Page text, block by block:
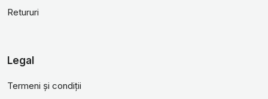
Retururi
Legal
Termeni și condiții